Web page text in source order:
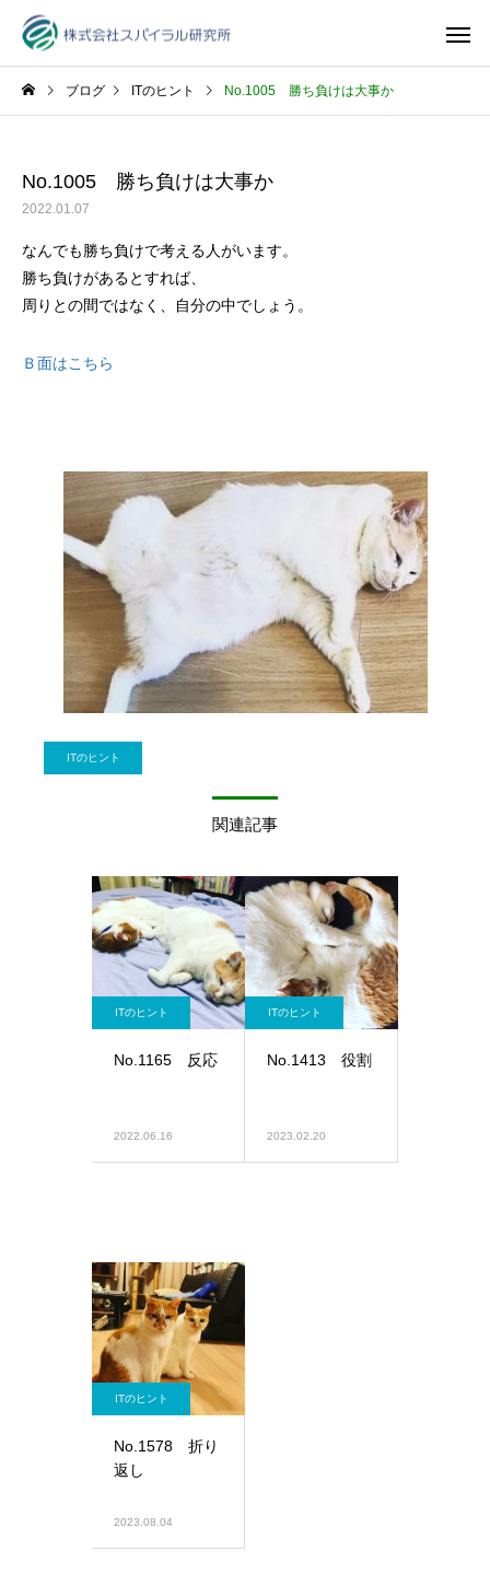
ブログ ITのヒント No.1005 勝ち負けは大事か
No.1005 勝ち負けは大事か
2022.01.07
なんでも勝ち負けで考える人がいます。
勝ち負けがあるとすれば、
周りとの間ではなく、自分の中でしょう。
Ｂ面はこちら
ITのヒント
関連記事
ITのヒント
No.1165 反応
2022.06.16
ITのヒント
No.1413 役割
2023.02.20
ITのヒント
No.1578 折り
返し
2023.08.04